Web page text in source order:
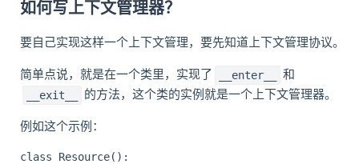
如何写上下文管理器？
要自己实现这样一个上下文管理，要先知道上下文管理协议。
简单点说，就是在一个类里，实现了 __enter__ 和
__exit__ 的方法，这个类的实例就是一个上下文管理器。
例如这个示例：
class Resource():